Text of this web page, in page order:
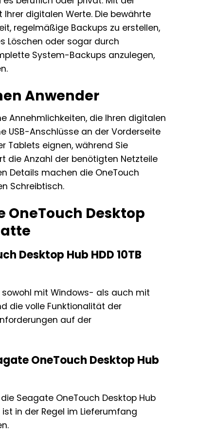
Ihrer digitalen Werte. Die bewährte
regelmäßige Backups zu erstellen,
Löschen oder sogar durch
System-Backups anzulegen,
Anwender
Annehmlichkeiten, die Ihren digitalen
USB-Anschlüsse an der Vorderseite
Tablets eignen, während Sie
die Anzahl der benötigten Netzteile
Details machen die OneTouch
Schreibtisch.
OneTouch Desktop
Desktop Hub HDD 10TB
sowohl mit Windows- als auch mit
die volle Funktionalität der
auf der
OneTouch Desktop Hub
Seagate OneTouch Desktop Hub
in der Regel im Lieferumfang